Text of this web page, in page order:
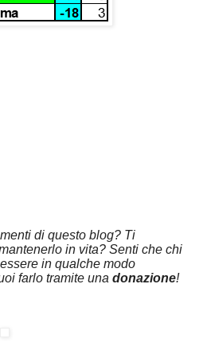
di questo blog? Ti
in vita? Senti che chi
in qualche modo
farlo tramite una donazione!